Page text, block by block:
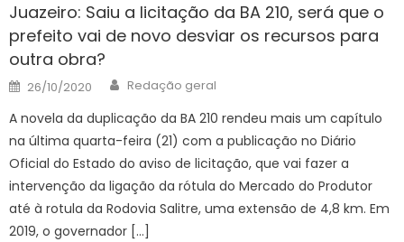
Juazeiro: Saiu a licitação da BA 210, será que o
prefeito vai de novo desviar os recursos para
outra obra?
Posted
on
26/10/2020 Author
Redação geral
A novela da duplicação da BA 210 rendeu mais um capítulo
na última quarta-feira (21) com a publicação no Diário
Oficial do Estado do aviso de licitação, que vai fazer a
intervenção da ligação da rótula do Mercado do Produtor
até à rotula da Rodovia Salitre, uma extensão de 4,8 km. Em
2019, o governador […]